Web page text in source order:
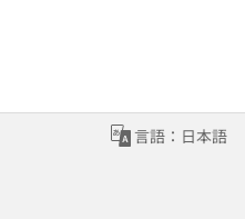
言語：日本語